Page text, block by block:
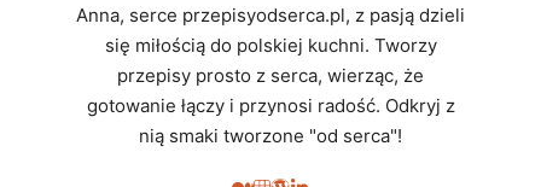
Anna, serce przepisyodserca.pl, z pasją dzieli
się miłością do polskiej kuchni. Tworzy
przepisy prosto z serca, wierząc, że
gotowanie łączy i przynosi radość. Odkryj z
nią smaki tworzone "od serca"!